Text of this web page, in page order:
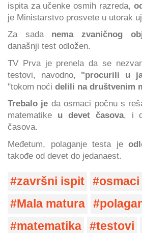
ispita za učenke osmih razreda,
je Ministarstvo prosvete u utorak
Za sadanema zvaničnog
današnji test odložen.
TV Prva je prenela da se
testovi, navodno, "procurili u
"tokom noći delili na društvenim
Trebalo je da osmaci počnu s
matematike u devet časova, i
časova.
Međetum, polaganje testa je
takođe od devet do jedanaest.
završni ispit
osmaci
Mala matura
matematika
testovi